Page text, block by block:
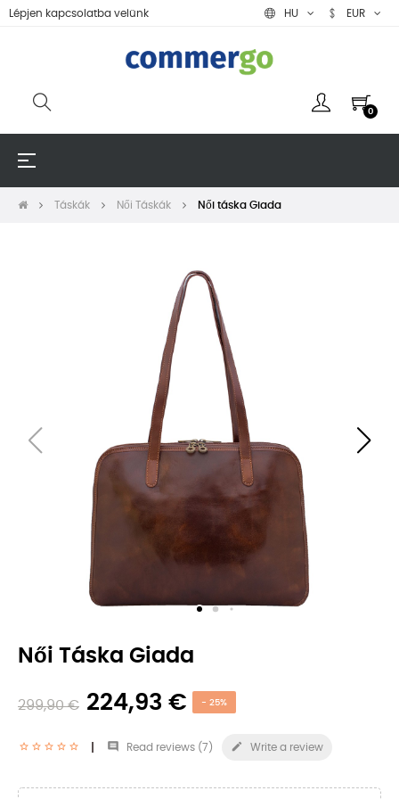
Lépjen kapcsolatba velünk HU EUR
0
Toggle
☰
Táskák Női Táskák Női táska Giada
Női Táska Giada
299,90 € 224,93 € - 25%
 Read reviews (7 )  Write a review